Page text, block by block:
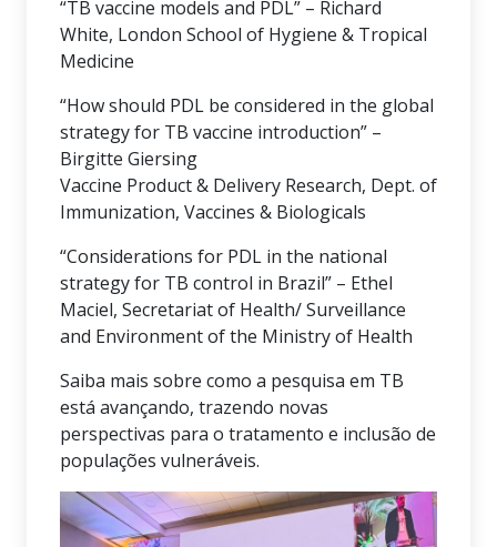
“TB vaccine models and PDL” – Richard
White, London School of Hygiene & Tropical
Medicine
“How should PDL be considered in the global
strategy for TB vaccine introduction” –
Birgitte Giersing
Vaccine Product & Delivery Research, Dept. of
Immunization, Vaccines & Biologicals
“Considerations for PDL in the national
strategy for TB control in Brazil” – Ethel
Maciel, Secretariat of Health/ Surveillance
and Environment of the Ministry of Health
Saiba mais sobre como a pesquisa em TB
está avançando, trazendo novas
perspectivas para o tratamento e inclusão de
populações vulneráveis.